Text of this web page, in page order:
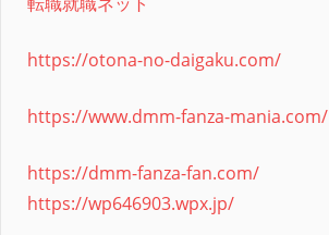
https://otona-no-daigaku.com/
https://www.dmm-fanza-mania.com/
https://dmm-fanza-fan.com/
https://wp646903.wpx.jp/